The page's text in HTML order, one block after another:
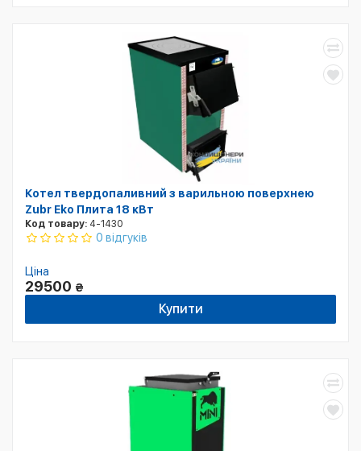
Котел твердопаливний з варильною поверхнею
Zubr Eko Плита 18 кВт
Код товару: 4-1430
0 відгуків
Ціна
29500 ₴
Купити